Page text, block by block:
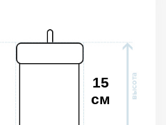
15
см